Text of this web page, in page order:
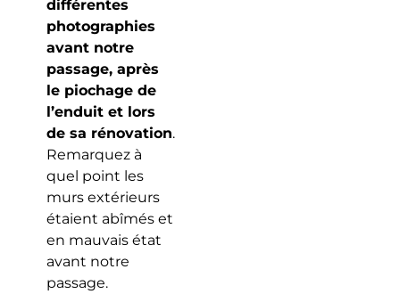
différentes
photographies
avant notre
passage, après
le piochage de
l’enduit et lors
de sa rénovation.
Remarquez à
quel point les
murs extérieurs
étaient abîmés et
en mauvais état
avant notre
passage.